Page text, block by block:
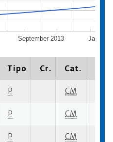
September 2013 January
Tipo Cr. Cat.
P CM
P CM
P CM